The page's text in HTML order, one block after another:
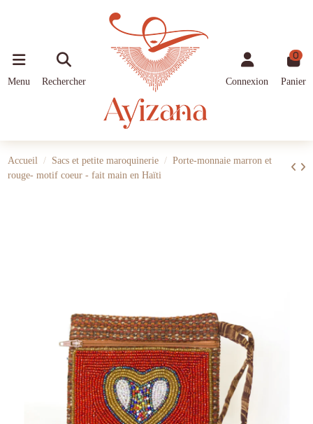
Menu Rechercher Connexion
0
Panier
Accueil Sacs et petite maroquinerie
Porte-monnaie marron et
rouge- motif coeur - fait main en Haïti